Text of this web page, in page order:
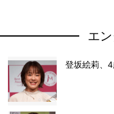
エ
登坂絵莉、